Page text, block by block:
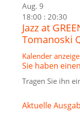
Aug. 9
18:00 : 20:30
Jazz at
Tomanoski
Kalender
Sie haben
Tragen Sie ihn
Aktuelle